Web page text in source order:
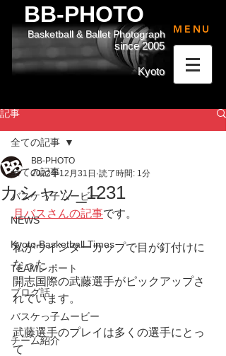
BB-PHOTO
since 2005
Basketball & Ballet Photograph
Kyoto
MENU
記事
全ての記事
バスケっ子ムービー
NEWS
Kyoto Basketball Times
TEAMレポート
ブログ話
バスケっ子ムービー
チーム紹介
全ての記事
カシャッ_1231
BB-PHOTO
2022年12月31日 読了時間: 1分
月バスさんの記事です。
私がウインターカップで目が釘付けに
なった
開志国際の武藤選手がピックアップさ
れています。
武藤選手のプレイは多くの選手にとっ
て